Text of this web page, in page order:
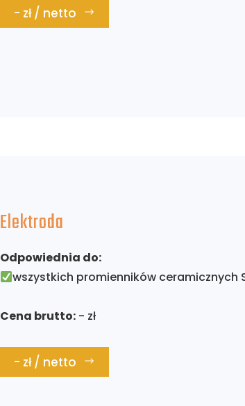
- zł / netto
Elektroda
Odpowiednia do:
wszystkich promienników ceramicznych
Cena brutto:- zł
- zł / netto